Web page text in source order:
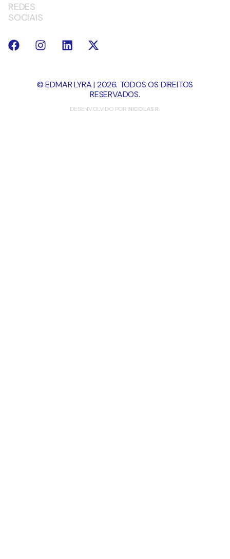
REDES
SOCIAIS
© EDMAR LYRA | 2026. TODOS OS DIREITOS
RESERVADOS.
DESENVOLVIDO POR NICOLAS R.